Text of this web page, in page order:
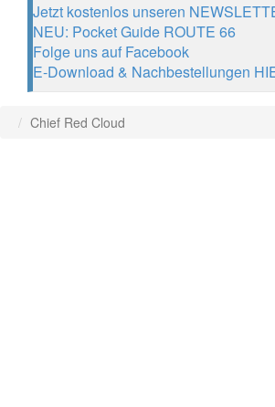
Jetzt kostenlos unseren
NEU: Pocket Guide ROUTE 66
Folge uns auf Facebook
E-Download & Nachbestellungen
Chief Red Cloud